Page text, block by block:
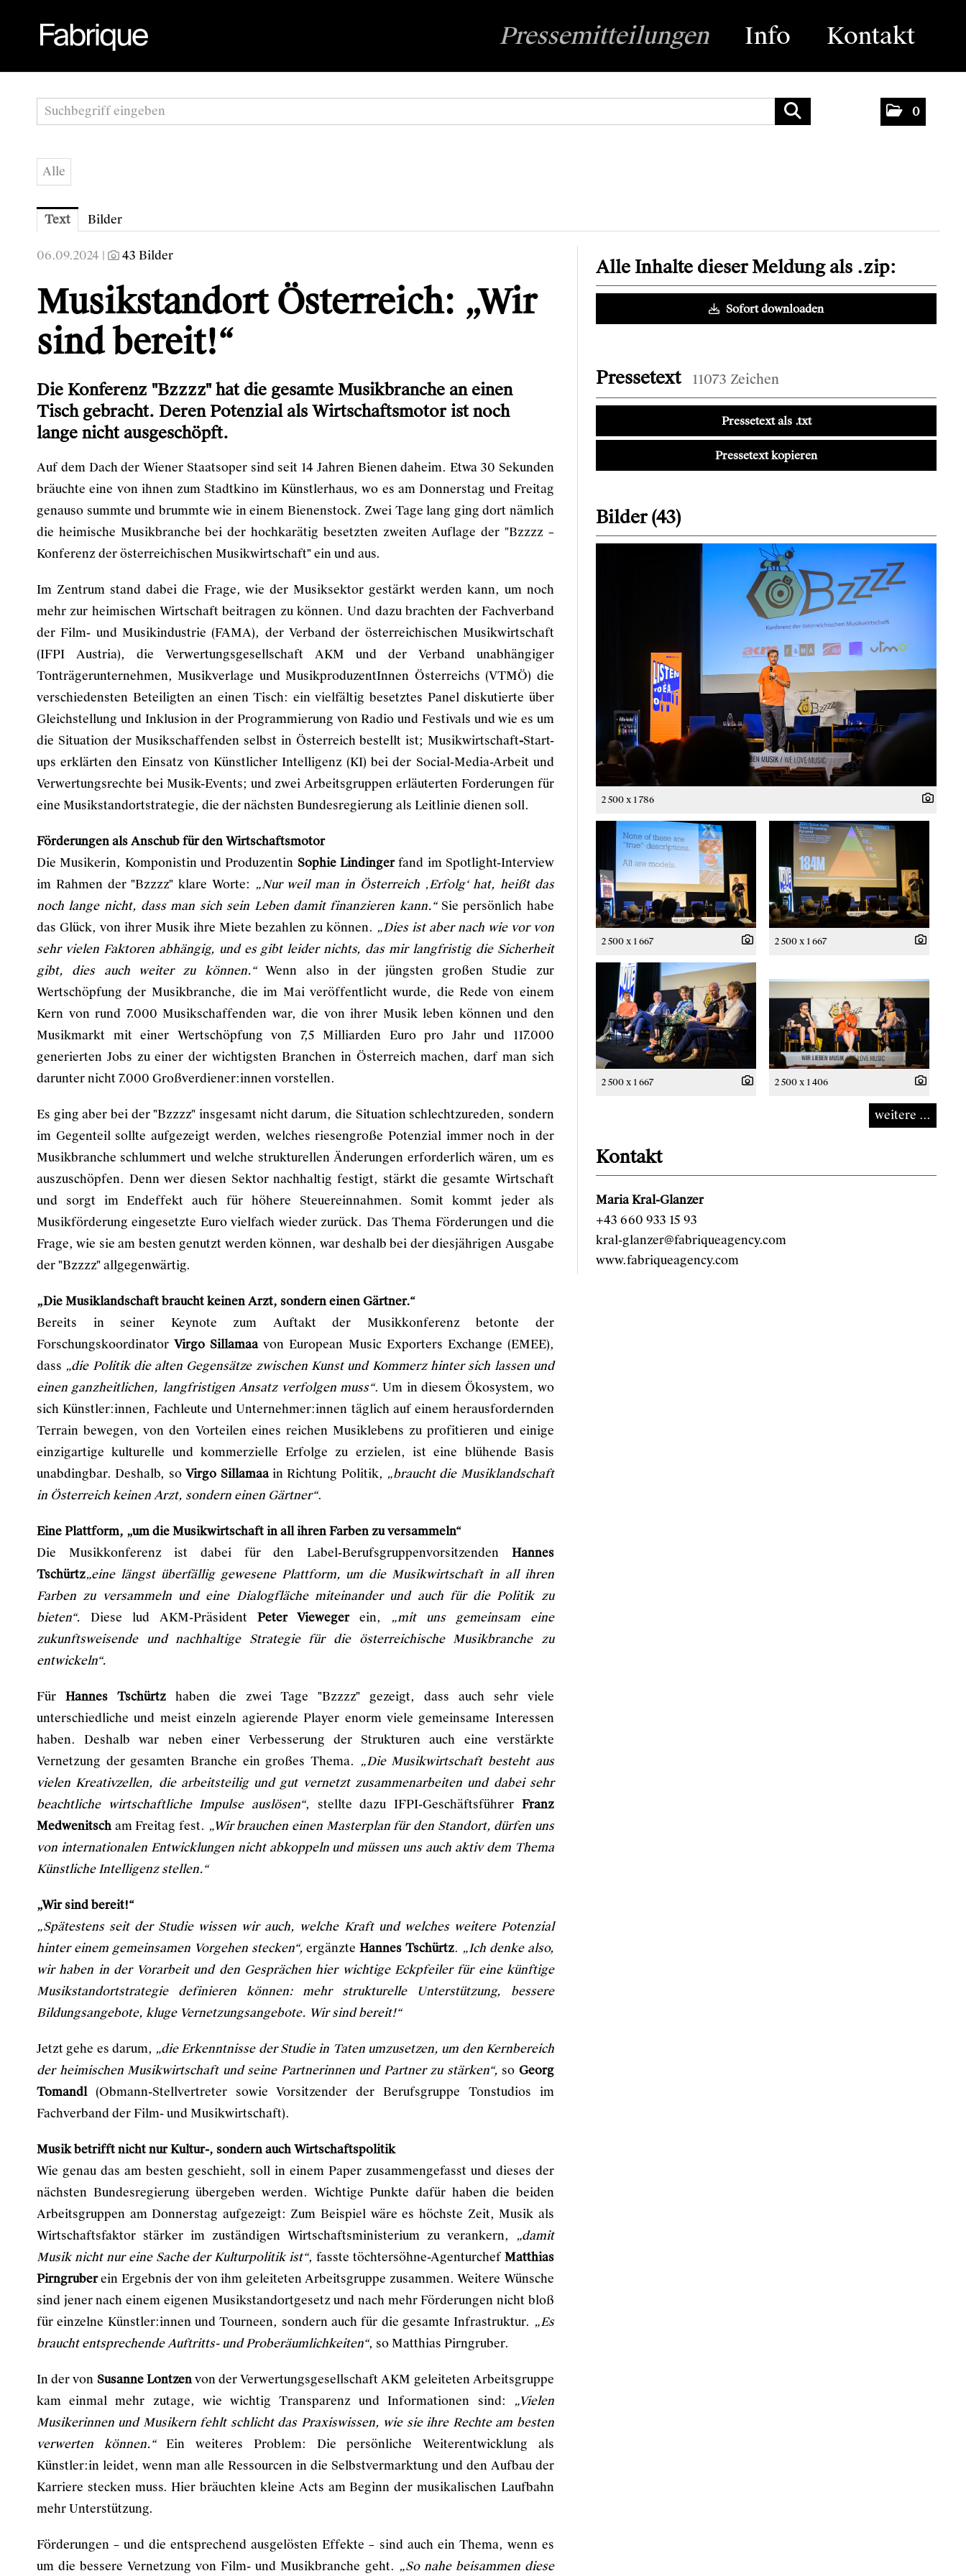
Pressemitteilungen Info Kontakt
0
Alle
Text Bilder
06.09.2024 | 43 Bilder
Musikstandort Österreich: „Wir
sind bereit!“
Die Konferenz "Bzzzz" hat die gesamte Musikbranche an einen
Tisch gebracht. Deren Potenzial als Wirtschaftsmotor ist noch
lange nicht ausgeschöpft.
Auf dem Dach der Wiener Staatsoper sind seit 14 Jahren Bienen daheim. Etwa 30 Sekunden
bräuchte eine von ihnen zum Stadtkino im Künstlerhaus, wo es am Donnerstag und Freitag
genauso summte und brummte wie in einem Bienenstock. Zwei Tage lang ging dort nämlich
die heimische Musikbranche bei der hochkarätig besetzten zweiten Auflage der "Bzzzz –
Konferenz der österreichischen Musikwirtschaft" ein und aus.
Im Zentrum stand dabei die Frage, wie der Musiksektor gestärkt werden kann, um noch
mehr zur heimischen Wirtschaft beitragen zu können. Und dazu brachten der Fachverband
der Film- und Musikindustrie(FAMA), der Verband der österreichischen Musikwirtschaft
(IFPI Austria), die Verwertungsgesellschaft AKM und der Verband unabhängiger
Tonträgerunternehmen, Musikverlage und MusikproduzentInnen Österreichs (VTMÖ) die
verschiedensten Beteiligten an einen Tisch: ein vielfältig besetztes Panel diskutierte über
Gleichstellung und Inklusion in der Programmierung von Radio und Festivals und wie es um
die Situation der Musikschaffenden selbst in Österreich bestellt ist; Musikwirtschaft-Start-
ups erklärten den Einsatz von Künstlicher Intelligenz (KI) bei der Social-Media-Arbeit und
Verwertungsrechte bei Musik-Events; und zwei Arbeitsgruppen erläuterten Forderungen für
eine Musikstandortstrategie, die der nächsten Bundesregierung als Leitlinie dienen soll.
Förderungen als Anschub für den Wirtschaftsmotor
Die Musikerin, Komponistin und Produzentin Sophie Lindingerfand im Spotlight-Interview
im Rahmen der "Bzzzz" klare Worte: „Nur weil man in Österreich ‚Erfolg‘ hat, heißt das
noch lange nicht, dass man sich sein Leben damit finanzieren kann.“Sie persönlich habe
das Glück, von ihrer Musik ihre Miete bezahlen zu können. „Dies ist aber nach wie vor von
sehr vielen Faktoren abhängig, und es gibt leider nichts, das mir langfristig die Sicherheit
gibt, dies auch weiter zu können.“Wenn also in der jüngsten großen Studie zur
Wertschöpfung der Musikbranche, die im Mai veröffentlicht wurde, die Rede von einem
Kern von rund 7.000 Musikschaffenden war, die von ihrer Musik leben können und den
Musikmarkt mit einer Wertschöpfung von 7,5 Milliarden Euro pro Jahr und 117.000
generierten Jobs zu einer der wichtigsten Branchen in Österreich machen, darf man sich
darunter nicht 7.000 Großverdiener:innen vorstellen.
Es ging aber bei der "Bzzzz" insgesamt nicht darum, die Situation schlechtzureden, sondern
im Gegenteil sollte aufgezeigt werden, welches riesengroße Potenzial immer noch in der
Musikbranche schlummert und welche strukturellen Änderungen erforderlich wären, um es
auszuschöpfen. Denn wer diesen Sektor nachhaltig festigt, stärkt die gesamte Wirtschaft
und sorgt im Endeffekt auch für höhere Steuereinnahmen. Somit kommt jeder als
Musikförderung eingesetzte Euro vielfach wieder zurück. Das Thema Förderungen und die
Frage, wie sie am besten genutzt werden können, war deshalb bei der diesjährigen Ausgabe
der "Bzzzz" allgegenwärtig.
„Die Musiklandschaft braucht keinen Arzt, sondern einen Gärtner.“
Bereits in seiner Keynote zum Auftakt der Musikkonferenz betonte der
ForschungskoordinatorVirgo Sillamaavon European Music Exporters Exchange (EMEE),
dass „die Politik die alten Gegensätze zwischen Kunst und Kommerz hinter sich lassen und
einen ganzheitlichen, langfristigen Ansatz verfolgen muss“. Um in diesem Ökosystem, wo
sich Künstler:innen, Fachleute und Unternehmer:innen täglich auf einem herausfordernden
Terrain bewegen, von den Vorteilen eines reichen Musiklebens zu profitieren und einige
einzigartige kulturelle und kommerzielle Erfolge zu erzielen, ist eine blühende Basis
unabdingbar. Deshalb, soVirgo Sillamaain Richtung Politik, „braucht die Musiklandschaft
in Österreich keinen Arzt, sondern einen Gärtner“.
Eine Plattform, „um die Musikwirtschaft in all ihren Farben zu versammeln“
Die Musikkonferenz ist dabei für den Label-Berufsgruppenvorsitzenden Hannes
Tschürtz„eine längst überfällig gewesene Plattform, um die Musikwirtschaft in all ihren
Farben zu versammeln und eine Dialogfläche miteinander und auch für die Politik zu
bieten“. Diese lud AKM-Präsident Peter Viewegerein, „mit uns gemeinsam eine
zukunftsweisende und nachhaltige Strategie für die österreichische Musikbranche zu
entwickeln“.
Für Hannes Tschürtzhaben die zwei Tage "Bzzzz" gezeigt, dass auch sehr viele
unterschiedliche und meist einzeln agierende Player enorm viele gemeinsame Interessen
haben. Deshalb war neben einer Verbesserung der Strukturen auch eine verstärkte
Vernetzung der gesamten Branche ein großes Thema. „Die Musikwirtschaft besteht aus
vielen Kreativzellen, die arbeitsteilig und gut vernetzt zusammenarbeiten und dabei sehr
beachtliche wirtschaftliche Impulse auslösen“, stellte dazu IFPI-Geschäftsführer Franz
Medwenitscham Freitag fest. „Wir brauchen einen Masterplan für den Standort, dürfen uns
von internationalen Entwicklungen nicht abkoppeln und müssen uns auch aktiv dem Thema
Künstliche Intelligenz stellen.“
„Wir sind bereit!“
„Spätestens seit der Studie wissen wir auch, welche Kraft und welches weitere Potenzial
hinter einem gemeinsamen Vorgehen stecken“, ergänzteHannes Tschürtz. „Ich denke also,
wir haben in der Vorarbeit und den Gesprächen hier wichtige Eckpfeiler für eine künftige
Musikstandortstrategie definieren können: mehr strukturelle Unterstützung, bessere
Bildungsangebote, kluge Vernetzungsangebote. Wir sind bereit!“
Jetzt gehe es darum, „die Erkenntnisse der Studie in Taten umzusetzen, um den Kernbereich
der heimischen Musikwirtschaft und seine Partnerinnen und Partner zu stärken“, so Georg
Tomandl(Obmann-Stellvertreter sowie Vorsitzender der Berufsgruppe Tonstudios im
Fachverband der Film- und Musikwirtschaft).
Musik betrifft nicht nur Kultur-, sondern auch Wirtschaftspolitik
Wie genau das am besten geschieht, soll in einem Paper zusammengefasst und dieses der
nächsten Bundesregierung übergeben werden. Wichtige Punkte dafür haben die beiden
Arbeitsgruppen am Donnerstag aufgezeigt: Zum Beispiel wäre es höchste Zeit, Musik als
Wirtschaftsfaktor stärker im zuständigen Wirtschaftsministerium zu verankern,
„damit
Musik nicht nur eine Sache der Kulturpolitik ist“, fasste töchtersöhne-AgenturchefMatthias
Pirngruberein Ergebnis der von ihm geleiteten Arbeitsgruppe zusammen. Weitere Wünsche
sind jener nach einem eigenen Musikstandortgesetz und nach mehr Förderungen nicht bloß
für einzelne Künstler:innen und Tourneen, sondern auch für die gesamte Infrastruktur. „Es
braucht entsprechende Auftritts- und Proberäumlichkeiten“, so Matthias Pirngruber.
In der von Susanne Lontzenvon der Verwertungsgesellschaft AKM geleiteten Arbeitsgruppe
kam einmal mehr zutage, wie wichtig Transparenz und Informationen sind:
„Vielen
Musikerinnen und Musikern fehlt schlicht das Praxiswissen, wie sie ihre Rechte am besten
verwerten können.“Ein weiteres Problem: Die persönliche Weiterentwicklung als
Künstler:in leidet, wenn man alle Ressourcen in die Selbstvermarktung und den Aufbau der
Karriere stecken muss. Hier bräuchten kleine Acts am Beginn der musikalischen Laufbahn
mehr Unterstützung.
Förderungen – und die entsprechend ausgelösten Effekte – sind auch ein Thema, wenn es
um die bessere Vernetzung von Film- und Musikbranche geht. „So nahe beisammen diese
Alle Inhalte dieser Meldung als .zip:
Sofort downloaden
Pressetext 11073 Zeichen
Pressetext als .txt
Pressetext kopieren
Bilder (43)
2 500 x 1 786
2 500 x 1 667 2 500 x 1 667
2 500 x 1 667 2 500 x 1 406
weitere ...
Kontakt
Maria Kral-Glanzer
+43 660 933 15 93
kral-glanzer@fabriqueagency.com
www.fabriqueagency.com